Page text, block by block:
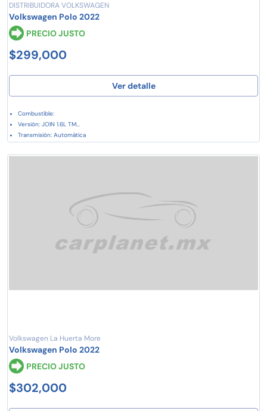
DISTRIBUIDORA VOLKSWAGEN
Volkswagen Polo 2022
PRECIO JUSTO
$299,000
Ver detalle
Combustible:
Versión: JOIN 1.6L TM...
Transmisión: Automática
Volkswagen La Huerta More
Volkswagen Polo 2022
PRECIO JUSTO
$302,000